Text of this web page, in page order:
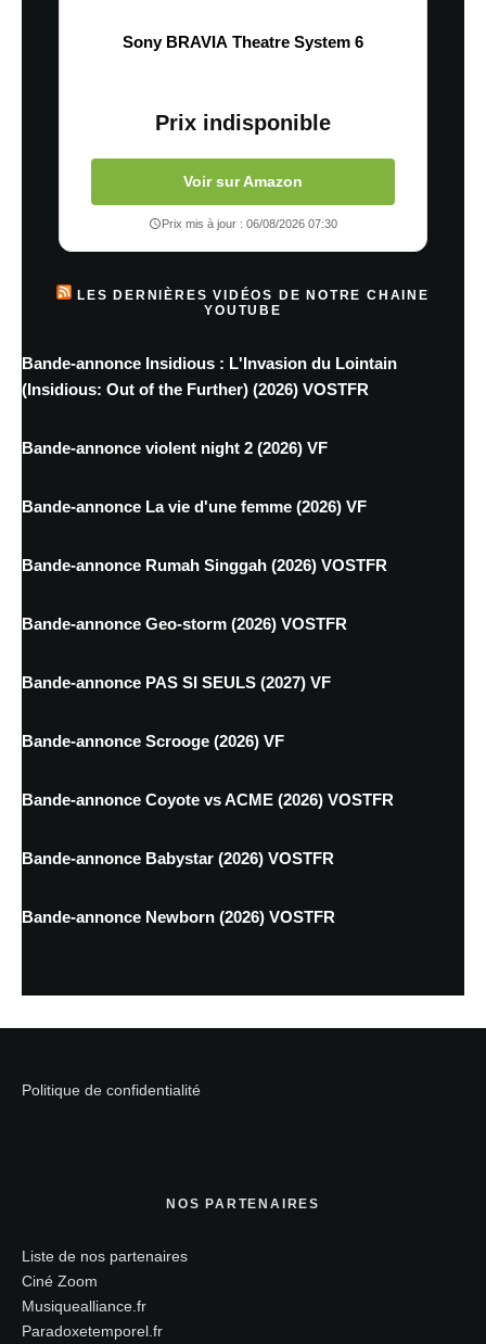
Sony BRAVIA Theatre System 6
Prix indisponible
Voir sur Amazon
Prix mis à jour : 06/08/2026 07:30
LES DERNIÈRES VIDÉOS DE NOTRE CHAINE
YOUTUBE
Bande-annonce Insidious : L'Invasion du Lointain
(Insidious: Out of the Further) (2026) VOSTFR
Bande-annonce violent night 2 (2026) VF
Bande-annonce La vie d'une femme (2026) VF
Bande-annonce Rumah Singgah (2026) VOSTFR
Bande-annonce Geo-storm (2026) VOSTFR
Bande-annonce PAS SI SEULS (2027) VF
Bande-annonce Scrooge (2026) VF
Bande-annonce Coyote vs ACME (2026) VOSTFR
Bande-annonce Babystar (2026) VOSTFR
Bande-annonce Newborn (2026) VOSTFR
Politique de confidentialité
NOS PARTENAIRES
Liste de nos partenaires
Ciné Zoom
Musiquealliance.fr
Paradoxetemporel.fr